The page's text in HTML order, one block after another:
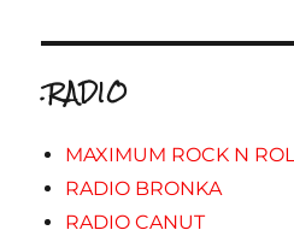
.RADIO
MAXIMUM ROCK N
RADIO BRONKA
RADIO CANUT